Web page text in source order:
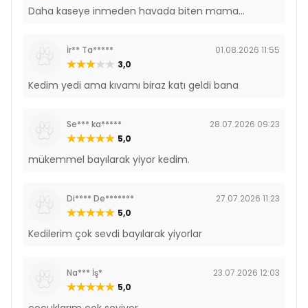
Su %78,5
Ton Balığı %10
Konsantre Tavuk Suyu %1,8
Tavuk Yağı %0,4
Guar Zamkı %0,6
E Vitamini %0,1
Protein %2,2
Yağ %1
Kül %1
Vet's Plus Ördekli ve Tavuklu Tahılsız Kedi
Daha kaseye inmeden havada biten mama...
İr** Ta*****
01.08.2026 11:55
3,0
Kedim yedi ama kıvamı biraz katı geldi bana
Se*** ka*****
28.07.2026 09:23
5,0
mükemmel bayılarak yiyor kedim.
Di**** De*******
27.07.2026 11:23
5,0
Kedilerim çok sevdi bayılarak yiyorlar
Na*** İş*
23.07.2026 12:03
5,0